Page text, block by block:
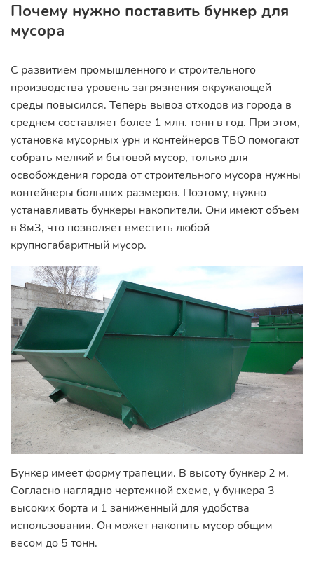
Почему нужно поставить бункер для
мусора
С развитием промышленного и строительного
производства уровень загрязнения окружающей
среды повысился. Теперь вывоз отходов из города в
среднем составляет более 1 млн. тонн в год. При этом,
установка мусорных урн и контейнеров ТБО помогают
собрать мелкий и бытовой мусор, только для
освобождения города от строительного мусора нужны
контейнеры больших размеров. Поэтому, нужно
устанавливать бункеры накопители. Они имеют объем
в 8м3, что позволяет вместить любой
крупногабаритный мусор.
Бункер имеет форму трапеции. В высоту бункер 2 м.
Согласно наглядно чертежной схеме, у бункера 3
высоких борта и 1 заниженный для удобства
использования. Он может накопить мусор общим
весом до 5 тонн.